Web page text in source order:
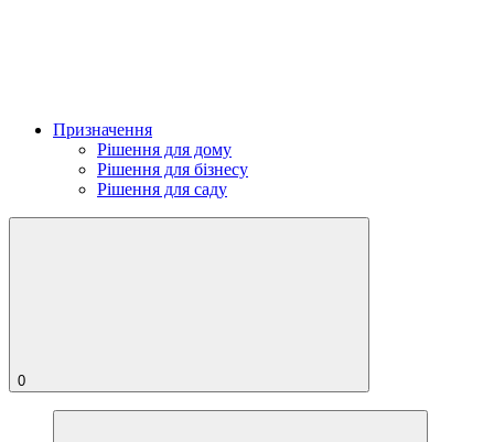
Призначення
Рішення для дому
Рішення для бізнесу
Рішення для саду
0